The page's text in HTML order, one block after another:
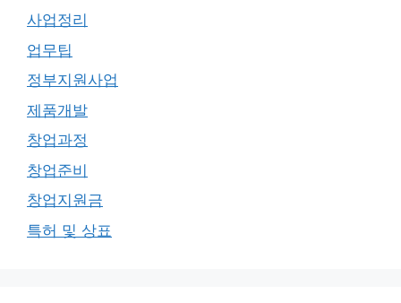
사업정리
업무팁
정부지원사업
제품개발
창업과정
창업준비
창업지원금
특허 및 상표